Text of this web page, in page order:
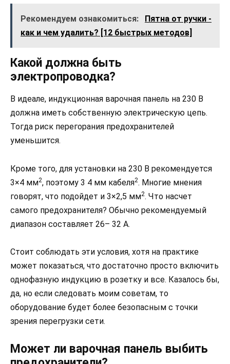
Рекомендуем ознакомиться:
Пятна от ручки -
как и чем удалить? [12 быстрых методов]
Какой должна быть
электропроводка?
В идеале, индукционная варочная панель на 230 В
должна иметь собственную электрическую цепь.
Тогда риск перегорания предохранителей
уменьшится.
Кроме того, для установки на 230 В рекомендуется
3×4 мм2, поэтому 3 4 мм кабеля2. Многие мнения
говорят, что подойдет и 3×2,5 мм2. Что насчет
самого предохранителя? Обычно рекомендуемый
диапазон составляет 26– 32 A.
Стоит соблюдать эти условия, хотя на практике
может показаться, что достаточно просто включить
однофазную индукцию в розетку и все. Казалось бы,
да, но если следовать моим советам, то
оборудование будет более безопасным с точки
зрения перегрузки сети.
Может ли варочная панель выбить